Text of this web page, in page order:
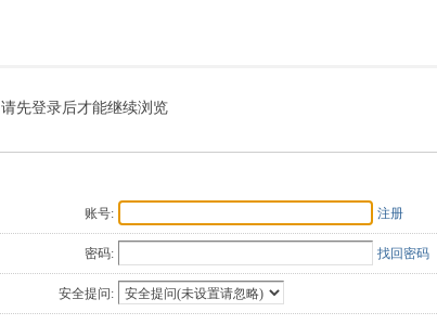
索
请先登录后才能继续浏览
账号: 注册
密码: 找回密码
安全提问: